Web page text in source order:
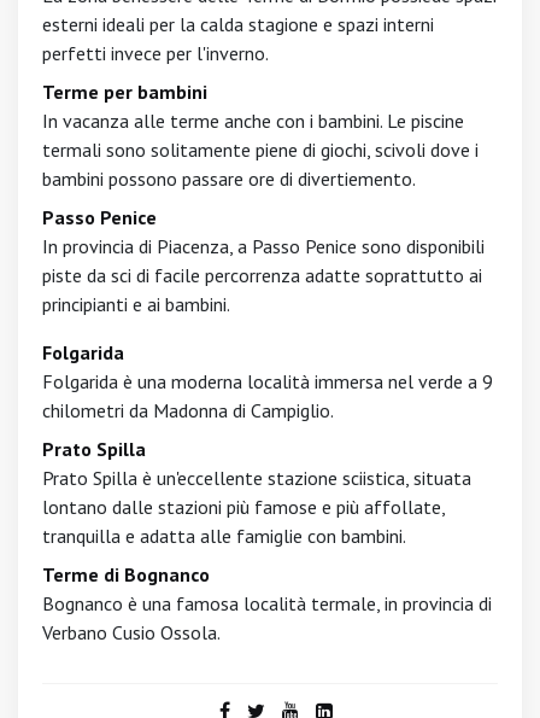
esterni ideali per la calda stagione e spazi interni
perfetti invece per l'inverno.
Terme per bambini
In vacanza alle terme anche con i bambini. Le piscine
termali sono solitamente piene di giochi, scivoli dove i
bambini possono passare ore di divertiemento.
Passo Penice
In provincia di Piacenza, a Passo Penice sono disponibili
piste da sci di facile percorrenza adatte soprattutto ai
principianti e ai bambini.
Folgarida
Folgarida è una moderna località immersa nel verde a 9
chilometri da Madonna di Campiglio.
Prato Spilla
Prato Spilla è un'eccellente stazione sciistica, situata
lontano dalle stazioni più famose e più affollate,
tranquilla e adatta alle famiglie con bambini.
Terme di Bognanco
Bognanco è una famosa località termale, in provincia di
Verbano Cusio Ossola.